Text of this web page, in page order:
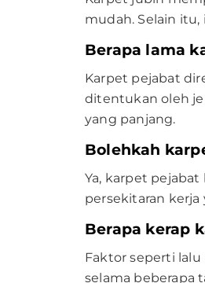
mudah. Selain
Berapa lama
Karpet pejabat
ditentukan oleh
yang panjang.
Bolehkah
Ya, karpet
persekitaran kerja
Berapa kerap
Faktor seperti
selama beberapa